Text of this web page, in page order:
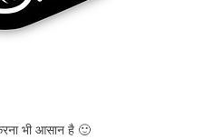
भी आसान है 🙂